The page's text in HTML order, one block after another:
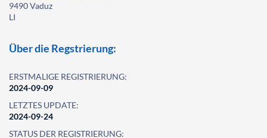
9490 Vaduz
LI
Über die Regstrierung:
ERSTMALIGE REGISTRIERUNG:
2024-09-09
LETZTES UPDATE:
2024-09-24
STATUS DER REGISTRIERUNG: